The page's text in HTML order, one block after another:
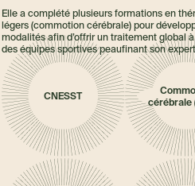
Elle a complété plusieurs formations en
légers (commotion cérébrale) pour
modalités afin d’offrir un traitement global
des équipes sportives peaufinant son
CNESST
cérébrale